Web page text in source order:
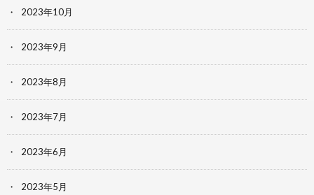
2023年10月
2023年9月
2023年8月
2023年7月
2023年6月
2023年5月